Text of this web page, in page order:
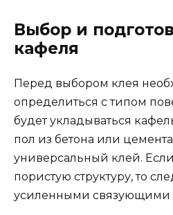
Выбор и
кафеля
Перед выбором клея
определиться с типом
будет укладываться
пол из бетона или
универсальный клей.
пористую структуру, то
усиленными связующими